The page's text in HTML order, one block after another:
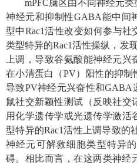
mPFC脑区由不同神经元
神经元和抑制性GABA能中间
型中Rac1活性改变如何参与
类型特异的Rac1活性操纵，发
上调，导致谷氨酸能神经元兴
在小清蛋白（PV）阳性的抑制
导致PV神经元兴奋性和GABA
鼠社交新颖性测试（反映社交
用化学遗传学或光遗传学激活
型特异的Rac1活性上调导致的
神经元可解救细胞类型特异
碍。相比而言，在这两类神经